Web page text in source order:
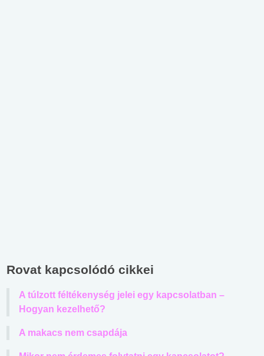
Rovat kapcsolódó cikkei
A túlzott féltékenység jelei egy kapcsolatban –
Hogyan kezelhető?
A makacs nem csapdája